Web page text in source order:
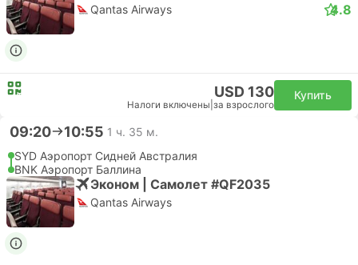
Qantas Airways 4.8
USD 130
Налоги включены за взрослого
Купить
09:20 10:55 1 ч. 35 м.
SYD Аэропорт Сидней Австралия
BNK Аэропорт Баллина
Эконом | Самолет #QF2035
Qantas Airways